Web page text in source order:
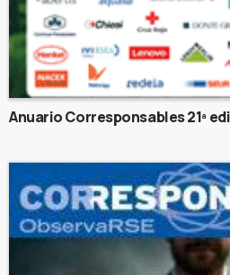
Anuario Corresponsables 21ª